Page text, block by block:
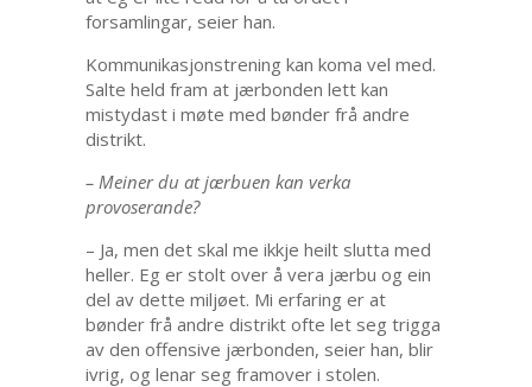
forsamlingar, seier han.
Kommunikasjonstrening kan koma vel med.
Salte held fram at jærbonden lett kan
mistydast i møte med bønder frå andre
distrikt.
– Meiner du at jærbuen kan verka
provoserande?
– Ja, men det skal me ikkje heilt slutta med
heller. Eg er stolt over å vera jærbu og ein
del av dette miljøet. Mi erfaring er at
bønder frå andre distrikt ofte let seg trigga
av den offensive jærbonden, seier han, blir
ivrig, og lenar seg framover i stolen.